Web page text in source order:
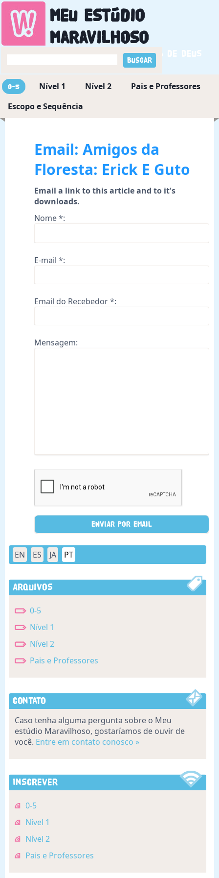
Meu Estúdio
Maravilhoso
Descobrindo a maravilha de Deus
0-5 Nível 1 Nível 2
Pais e Professores
Escopo e Sequência
Email: Amigos da
Floresta: Erick E Guto
Email a link to this article and to it's
downloads.
Nome *:
E-mail *:
Email do Recebedor *:
Mensagem:
EN ES JA PT
Arquivos
0-5
Nível 1
Nível 2
Pais e Professores
Contato
Caso tenha alguma pergunta sobre o Meu
estúdio Maravilhoso, gostaríamos de ouvir de
você. Entre em contato conosco »
Inscrever
0-5
Nível 1
Nível 2
Pais e Professores